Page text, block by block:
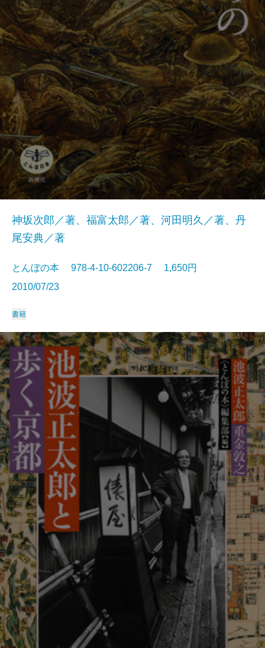
神坂次郎／著、福富太郎／著、河田明久／著、丹
尾安典／著
とんぼの本 978-4-10-602206-7 1,650円
2010/07/23
書籍